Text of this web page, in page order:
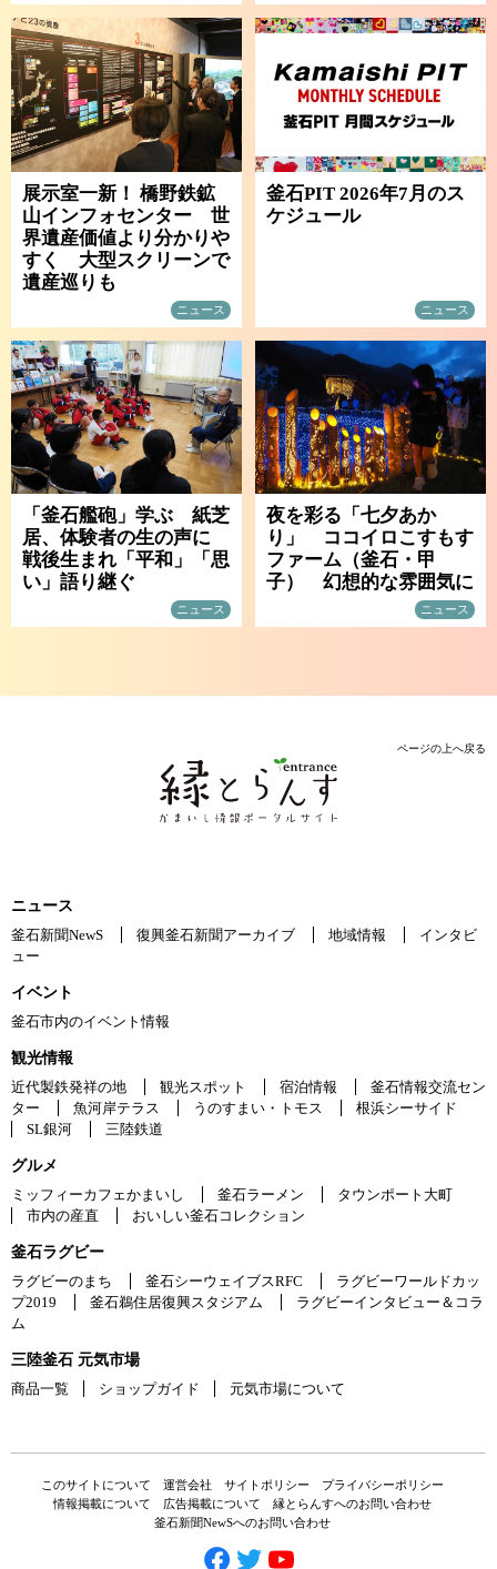
展示室一新！ 橋野鉄鉱
山インフォセンター 世
界遺産価値より分かりや
すく 大型スクリーンで
遺産巡りも
ニュース
釜石PIT 2026年7月のス
ケジュール
ニュース
「釜石艦砲」学ぶ 紙芝
居、体験者の生の声に
戦後生まれ「平和」「思
い」語り継ぐ
ニュース
夜を彩る「七夕あか
り」 ココイロこすもす
ファーム（釜石・甲
子） 幻想的な雰囲気に
ニュース
ページの上へ戻る
ニュース
釜石新聞NewS
復興釜石新聞アーカイブ 地域情報
インタビ
ュー
イベント
釜石市内のイベント情報
観光情報
近代製鉄発祥の地
観光スポット 宿泊情報
釜石情報交流セン
ター
魚河岸テラス うのすまい・トモス
根浜シーサイド
SL銀河
三陸鉄道
グルメ
ミッフィーカフェかまいし
釜石ラーメン
タウンポート大町
市内の産直
おいしい釜石コレクション
釜石ラグビー
ラグビーのまち
釜石シーウェイブスRFC
ラグビーワールドカッ
プ2019
釜石鵜住居復興スタジアム
ラグビーインタビュー＆コラ
ム
三陸釜石 元気市場
商品一覧
ショップガイド 元気市場について
このサイトについて 運営会社 サイトポリシー
プライバシーポリシー
情報掲載について
広告掲載について
縁とらんすへのお問い合わせ
釜石新聞NewSへのお問い合わせ